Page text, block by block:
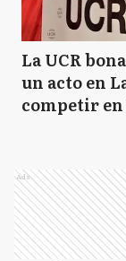
La UCR
un acto en
competir en
Ads